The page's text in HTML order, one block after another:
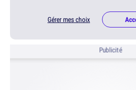
Gérer mes choix
Publicité